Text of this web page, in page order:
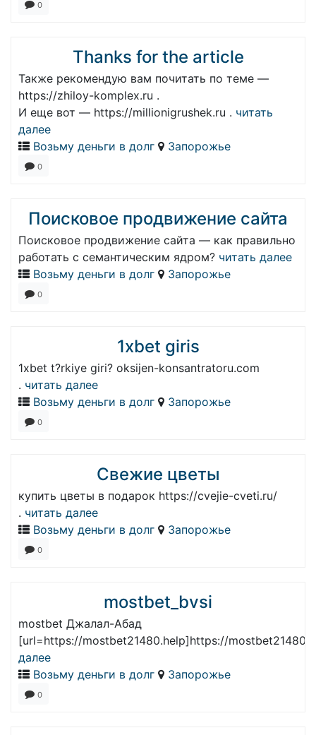
0
Thanks for the article
Также рекомендую вам почитать по теме —
https://zhiloy-komplex.ru .
И еще вот — https://millionigrushek.ru . читать
далее
Возьму деньги в долг
Запорожье
0
Поисковое продвижение сайта
Поисковое продвижение сайта — как правильно
работать с семантическим ядром? читать далее
Возьму деньги в долг
Запорожье
0
1xbet giris
1xbet t?rkiye giri? oksijen-konsantratoru.com
. читать далее
Возьму деньги в долг
Запорожье
0
Свежие цветы
купить цветы в подарок https://cvejie-cveti.ru/
. читать далее
Возьму деньги в долг
Запорожье
0
mostbet_bvsi
mostbet Джалал-Абад
[url=https://mostbet21480.help]https://
далее
Возьму деньги в долг
Запорожье
0